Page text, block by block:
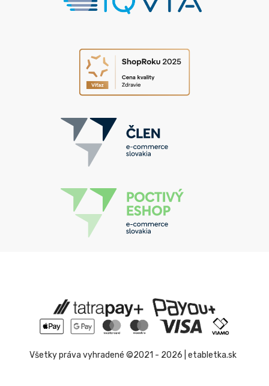
Všetky práva vyhradené ©2021 - 2026 | etabletka.sk